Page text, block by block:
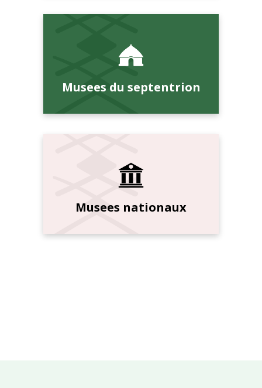
Musees du septentrion
Musees nationaux